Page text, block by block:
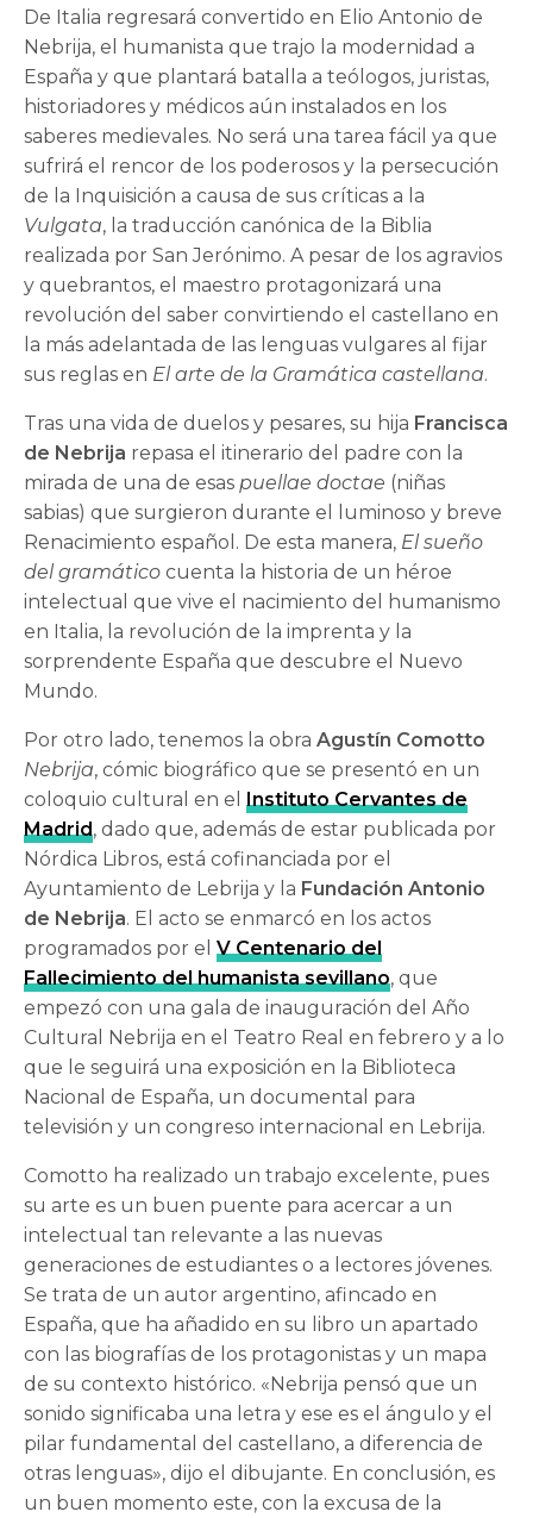
De Italia regresará convertido en Elio Antonio de
Nebrija, el humanista que trajo la modernidad a
España y que plantará batalla a teólogos, juristas,
historiadores y médicos aún instalados en los
saberes medievales. No será una tarea fácil ya que
sufrirá el rencor de los poderosos y la persecución
de la Inquisición a causa de sus críticas a la
Vulgata, la traducción canónica de la Biblia
realizada por San Jerónimo. A pesar de los agravios
y quebrantos, el maestro protagonizará una
revolución del saber convirtiendo el castellano en
la más adelantada de las lenguas vulgares al fijar
sus reglas en El arte de la Gramática castellana.
Tras una vida de duelos y pesares, su hija Francisca
de Nebrija repasa el itinerario del padre con la
mirada de una de esaspuellae doctae (niñas
sabias) que surgieron durante el luminoso y breve
Renacimiento español. De esta manera, El sueño
del gramático cuenta la historia de un héroe
intelectual que vive el nacimiento del humanismo
en Italia, la revolución de la imprenta y la
sorprendente España que descubre el Nuevo
Mundo.
Por otro lado, tenemos la obraAgustín Comotto
Nebrija, cómic biográfico que se presentó en un
coloquio cultural en elInstituto Cervantes de
Madrid, dado que, además de estar publicada por
Nórdica Libros, está cofinanciada por el
Ayuntamiento de Lebrija y la Fundación Antonio
de Nebrija. El acto se enmarcó en los actos
programados por elV Centenario del
Fallecimiento del humanista sevillano, que
empezó con una gala de inauguración del Año
Cultural Nebrija en el Teatro Real en febrero y a lo
que le seguirá una exposición en la Biblioteca
Nacional de España, un documental para
televisión y un congreso internacional en Lebrija.
Comotto ha realizado un trabajo excelente, pues
su arte es un buen puente para acercar a un
intelectual tan relevante a las nuevas
generaciones de estudiantes o a lectores jóvenes.
Se trata de un autor argentino, afincado en
España, que ha añadido en su libro un apartado
con las biografías de los protagonistas y un mapa
de su contexto histórico. «Nebrija pensó que un
sonido significaba una letra y ese es el ángulo y el
pilar fundamental del castellano, a diferencia de
otras lenguas», dijo el dibujante. En conclusión, es
un buen momento este, con la excusa de la